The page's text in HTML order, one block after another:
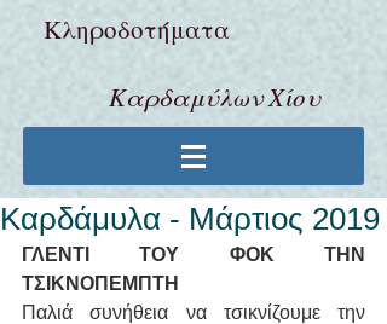
Κληροδoτήματα
Καρδαμύλων Χίου
Καρδάμυλα - Μάρτιος 2019
ΓΛΕΝΤΙ ΤΟΥ ΦΟΚ ΤΗΝ
ΤΣΙΚΝΟΠΕΜΠΤΗ
Παλιά συνήθεια να τσικνίζουμε την